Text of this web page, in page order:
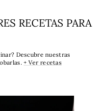
RECETAS PARA
Descubre nuestras
+ Ver recetas